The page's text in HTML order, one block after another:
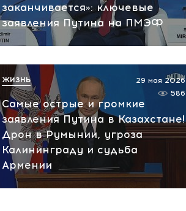
заканчивается»: ключевые
заявления Путина на ПМЭФ
Самые острые и громкие
заявления Путина в Казахстане!
Дрон в Румынии, угроза
Калининграду и судьба
Армении
29 мая 2026
586
ЖИЗНЬ